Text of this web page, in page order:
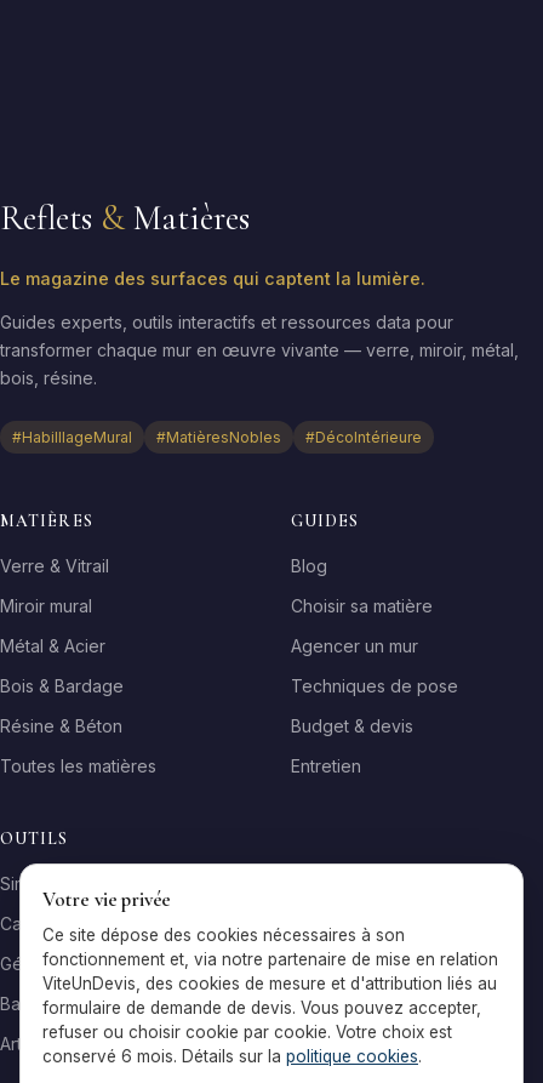
Reflets & Matières
Le magazine des surfaces qui captent la lumière.
Guides experts, outils interactifs et ressources data pour
transformer chaque mur en œuvre vivante — verre, miroir, métal,
bois, résine.
#HabilllageMural #MatièresNobles #DécoIntérieure
MATIÈRES
Verre & Vitrail
Miroir mural
Métal & Acier
Bois & Bardage
Résine & Béton
Toutes les matières
GUIDES
Blog
Choisir sa matière
Agencer un mur
Techniques de pose
Budget & devis
Entretien
OUTILS
Simulateur matière
Calculateur surface
Générateur galerie
Baromètre de prix
Artisans par ville
Votre vie privée
Ce site dépose des cookies nécessaires à son
fonctionnement et, via notre partenaire de mise en relation
ViteUnDevis, des cookies de mesure et d'attribution liés au
formulaire de demande de devis. Vous pouvez accepter,
refuser ou choisir cookie par cookie. Votre choix est
conservé 6 mois. Détails sur la politique cookies.